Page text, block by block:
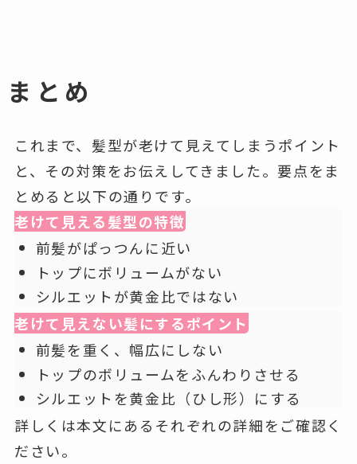
まとめ
これまで、髪型が老けて見えてしまうポイント
と、その対策をお伝えしてきました。要点をま
とめると以下の通りです。
老けて見える髪型の特徴
前髪がぱっつんに近い
トップにボリュームがない
シルエットが黄金比ではない
老けて見えない髪にするポイント
前髪を重く、幅広にしない
トップのボリュームをふんわりさせる
シルエットを黄金比（ひし形）にする
詳しくは本文にあるそれぞれの詳細をご確認く
ださい。